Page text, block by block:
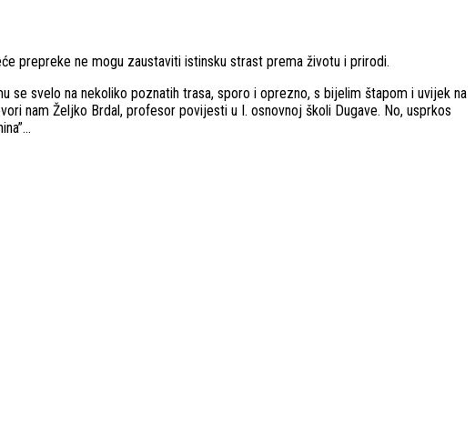
prepreke ne mogu zaustaviti istinsku strast prema životu i prirodi.
svelo na nekoliko poznatih trasa, sporo i oprezno, s bijelim štapom i uvijek na
nam Željko Brdal, profesor povijesti u I. osnovnoj školi Dugave. No, usprkos